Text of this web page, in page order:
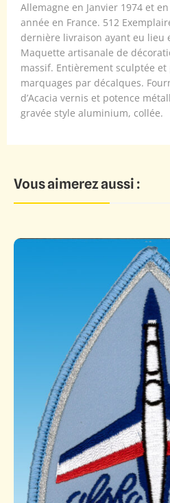
Allemagne en Janvier 1974 et
année en France. 512
dernière livraison ayant eu lieu
Maquette artisanale de
massif. Entièrement sculptée
marquages par décalques.
d’Acacia vernis et potence
gravée style aluminium, collée.
Vous aimerez aussi :